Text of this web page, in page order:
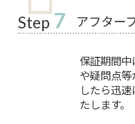
Step 7 アフター
保証期間
や疑問点等
したら迅
たします。